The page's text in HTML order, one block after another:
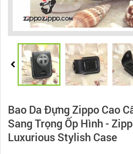
Bao Da Đựng Zippo Cao
Sang Trọng Ốp Hình -
Luxurious Stylish Case